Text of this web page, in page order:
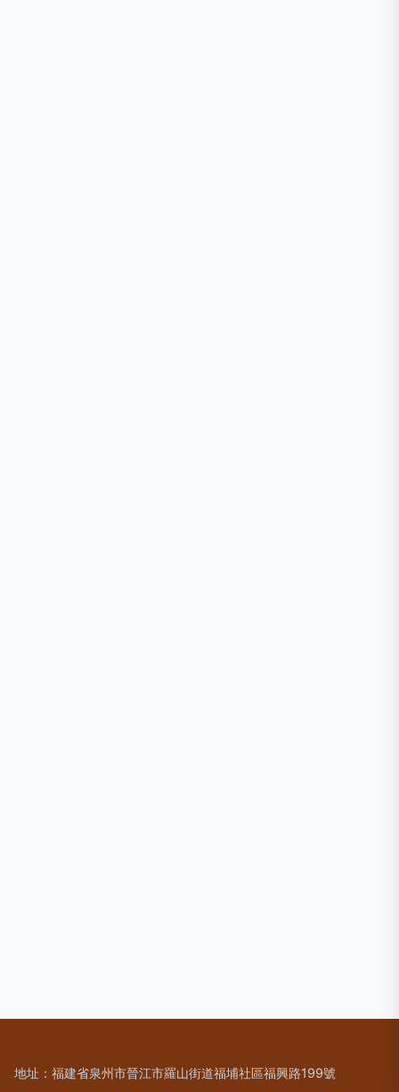
地址：福建省泉州市晉江市羅山街道福埔社區福興路199號